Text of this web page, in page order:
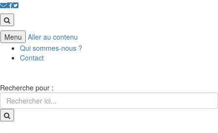
Menu
Aller au contenu
Qui sommes-nous ?
Contact
Recherche pour :